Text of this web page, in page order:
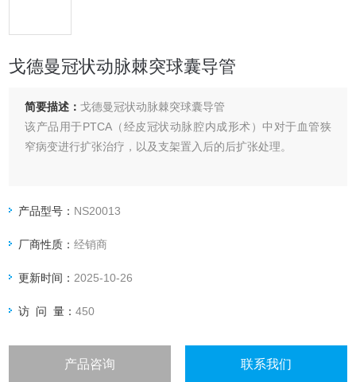
戈德曼冠状动脉棘突球囊导管
简要描述：戈德曼冠状动脉棘突球囊导管
该产品用于PTCA（经皮冠状动脉腔内成形术）中对于血管狭
窄病变进行扩张治疗，以及支架置入后的后扩张处理。
产品型号： NS20013
厂商性质：经销商
更新时间： 2025-10-26
访 问 量：450
产品咨询 联系我们